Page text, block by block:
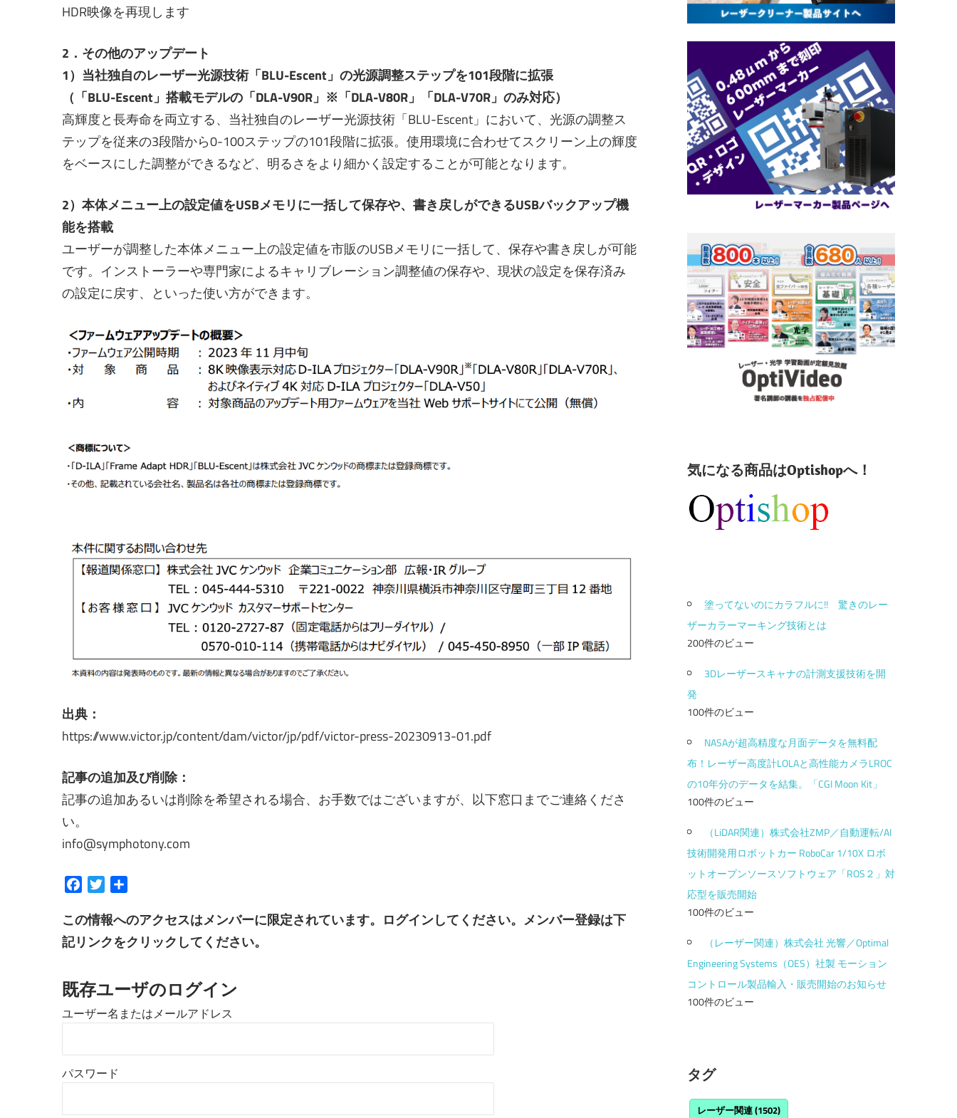
HDR映像を再現します
2．その他のアップデート
1）当社独自のレーザー光源技術「BLU-Escent」の光源調整ステップを101段階に拡張
（「BLU-Escent」搭載モデルの「DLA-V90R」※「DLA-V80R」「DLA-V70R」のみ対応）
高輝度と長寿命を両立する、当社独自のレーザー光源技術「BLU-Escent」において、光源の調整ス
テップを従来の3段階から0-100ステップの101段階に拡張。使用環境に合わせてスクリーン上の輝度
をベースにした調整ができるなど、明るさをより細かく設定することが可能となります。
2）本体メニュー上の設定値をUSBメモリに一括して保存や、書き戻しができるUSBバックアップ機
能を搭載
ユーザーが調整した本体メニュー上の設定値を市販のUSBメモリに一括して、保存や書き戻しが可能
です。インストーラーや専門家によるキャリブレーション調整値の保存や、現状の設定を保存済み
の設定に戻す、といった使い方ができます。
出典：
https://www.victor.jp/content/dam/victor/jp/pdf/victor-press-20230913-01.pdf
記事の追加及び削除：
記事の追加あるいは削除を希望される場合、お手数ではございますが、以下窓口までご連絡くださ
い。
info@symphotony.com
Facebook
Twitter
この情報へのアクセスはメンバーに限定されています。ログインしてください。メンバー登録は下
記リンクをクリックしてください。
既存ユーザのログイン
ユーザー名またはメールアドレス
パスワード
気になる商品はOptishopへ！
塗ってないのにカラフルに!! 驚きのレー
ザーカラーマーキング技術とは
200件のビュー
3Dレーザースキャナの計測支援技術を開
発
100件のビュー
NASAが超高精度な月面データを無料配
布！レーザー高度計LOLAと高性能カメラLROC
の10年分のデータを結集。「CGI Moon Kit」
100件のビュー
（LiDAR関連）株式会社ZMP／自動運転/AI
技術開発用ロボットカー RoboCar 1/10X ロボ
ットオープンソースソフトウェア「ROS２」対
応型を販売開始
100件のビュー
（レーザー関連）株式会社 光響／Optimal
Engineering Systems（OES）社製 モーション
コントロール製品輸入・販売開始のお知らせ
100件のビュー
タグ
レーザー関連(1502)